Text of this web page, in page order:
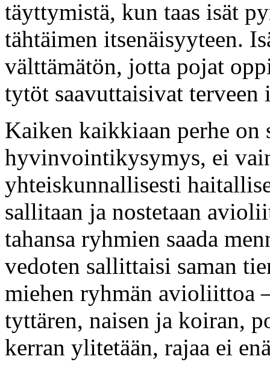
täyttymistä, kun taas isät
tähtäimen itsenäisyyteen.
välttämätön, jotta pojat
tytöt saavuttaisivat terveen
Kaiken kaikkiaan perhe
hyvinvointikysymys, ei
yhteiskunnallisesti
sallitaan ja nostetaan
tahansa ryhmien saada
vedoten sallittaisi saman
miehen ryhmän avioliittoa
tyttären, naisen ja koiran,
kerran ylitetään, rajaa ei